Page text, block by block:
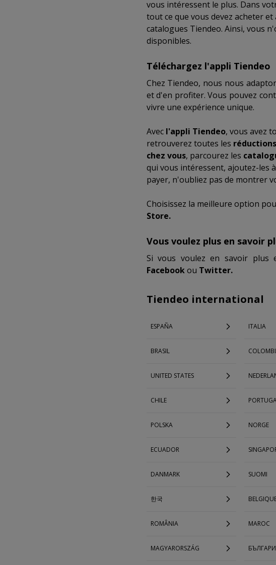
vous intéressent le plus. Dans
tout ce que vous devez acheter
catalogues Tiendeo. Ainsi, vous
disponibles.
Téléchargez l'appli Tiendeo
Chez Tiendeo, nous nous
et d'en profiter. Vous pouvez
vivre une expérience unique.
Avec l'appli Tiendeo, vous avez
retrouverez toutes les réductions
chez vous, parcourez les
qui vous intéressent, ajoutez-les
payer, n'oubliez pas de montrer
Choisissez la meilleure option
Store.
Vous voulez plus en savoir
Si vous voulez en savoir plus
Facebookou Twitter.
Tiendeo international
ESPAÑA ITALIA
BRASIL
UNITED STATES
CHILE
POLSKA NORGE
ECUADOR
DANMARK SUOMI
한국
ROMÂNIA MAROC
MAGYARORSZÁG